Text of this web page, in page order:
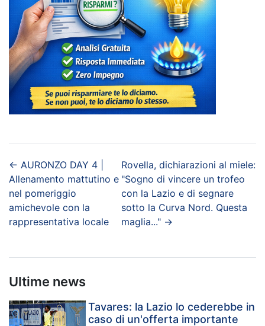
← AURONZO DAY 4 |
Allenamento mattutino e
nel pomeriggio
amichevole con la
rappresentativa locale
Rovella, dichiarazioni al miele:
"Sogno di vincere un trofeo
con la Lazio e di segnare
sotto la Curva Nord. Questa
maglia..."→
Ultime news
Tavares: la Lazio lo cederebbe in
caso di un'offerta importante